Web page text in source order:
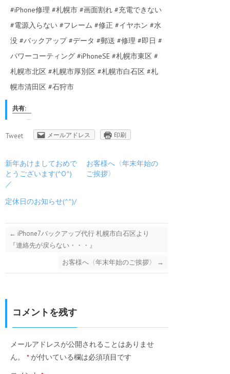
‪#‎iPhone修理‬ ‪#‎札幌市‬ ‪#‎画面割れ‬ ‪#‎充電できない‬
‪#‎電源入らない‬ ‪#‎フレーム‬ ‪#‎修正‬ ‪#‎イヤホン‬ ‪#‎水
没‬ ‪#‎バックアップ‬ ‪#‎データ‬ ‪#‎郵送‬ ‪#‎修理‬ ‪#‎即日‬ ‪#‎
パワーコーティング ‪#‎iPhoneSE‬ ‪#‎札幌市東区‬ ‪#‎
札幌市北区‬ ‪#‎札幌市厚別区‬ ‪#‎札幌市白石区‬ ‪#‎札
幌市清田区‬ ‪#‎石狩市
共有:
Tweet メールアドレス 印刷
新年あけましておめで
とうございます(^O^)
／
お客様へ〈年末年始の
ご挨拶〉
定休日のお知らせ(^^)/
← iPhone7バックアップ代行 札幌市白石区より
『連絡先が戻らない・・・』
お客様へ〈年末年始のご挨拶〉
→
コメントを残す
メールアドレスが公開されることはありませ
ん。
*が付いている欄は必須項目です